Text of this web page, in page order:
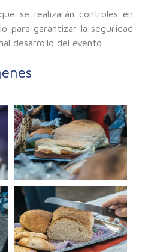
se realizarán controles en
para garantizar la seguridad
desarrollo del evento.